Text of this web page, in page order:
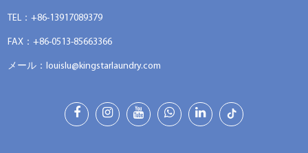
コイン式システムの仕組み
続されたコイン スロットまたはカード リーダーが含まれていま
TEL：+86-13917089379
FAX：+86-0513-85663366
メール： louislu@kingstarlaundry.com